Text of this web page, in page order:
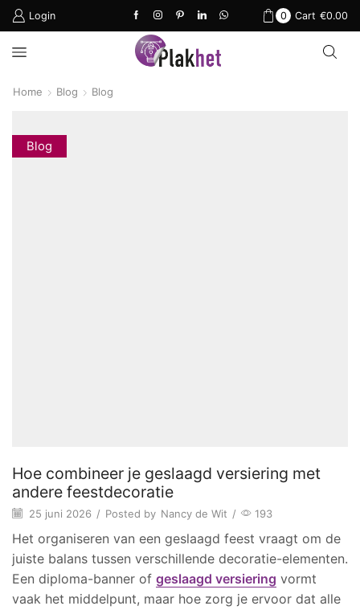
Login 0 Cart €0.00
Home Blog Blog
Blog
Hoe combineer je geslaagd versiering met
andere feestdecoratie
25 juni 2026 / Posted by Nancy de Wit / 193
Het organiseren van een geslaagd feest vraagt om de
juiste balans tussen verschillende decoratie-elementen.
Een diploma-banner of geslaagd versiering vormt
vaak het middelpunt, maar hoe zorg je ervoor dat alle